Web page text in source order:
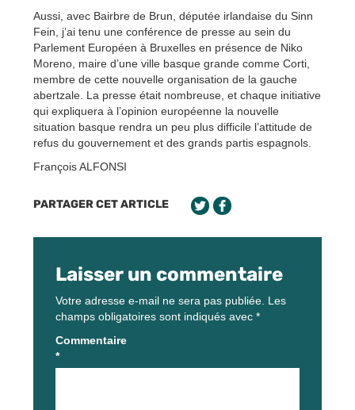
Aussi, avec Bairbre de Brun, députée irlandaise du Sinn
Fein, j’ai tenu une conférence de presse au sein du
Parlement Européen à Bruxelles en présence de Niko
Moreno, maire d’une ville basque grande comme Corti,
membre de cette nouvelle organisation de la gauche
abertzale. La presse était nombreuse, et chaque initiative
qui expliquera à l’opinion européenne la nouvelle
situation basque rendra un peu plus difficile l’attitude de
refus du gouvernement et des grands partis espagnols.
François ALFONSI
PARTAGER CET ARTICLE
Laisser un commentaire
Votre adresse e-mail ne sera pas publiée. Les
champs obligatoires sont indiqués avec *
Commentaire
*